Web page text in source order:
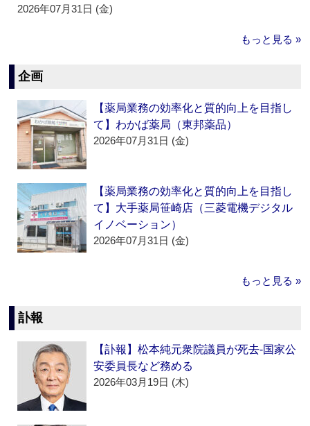
2026年07月31日 (金)
もっと見る »
企画
【薬局業務の効率化と質的向上を目指し
て】わかば薬局（東邦薬品）
2026年07月31日 (金)
【薬局業務の効率化と質的向上を目指し
て】大手薬局笹崎店（三菱電機デジタル
イノベーション）
2026年07月31日 (金)
もっと見る »
訃報
【訃報】松本純元衆院議員が死去‐国家公
安委員長など務める
2026年03月19日 (木)